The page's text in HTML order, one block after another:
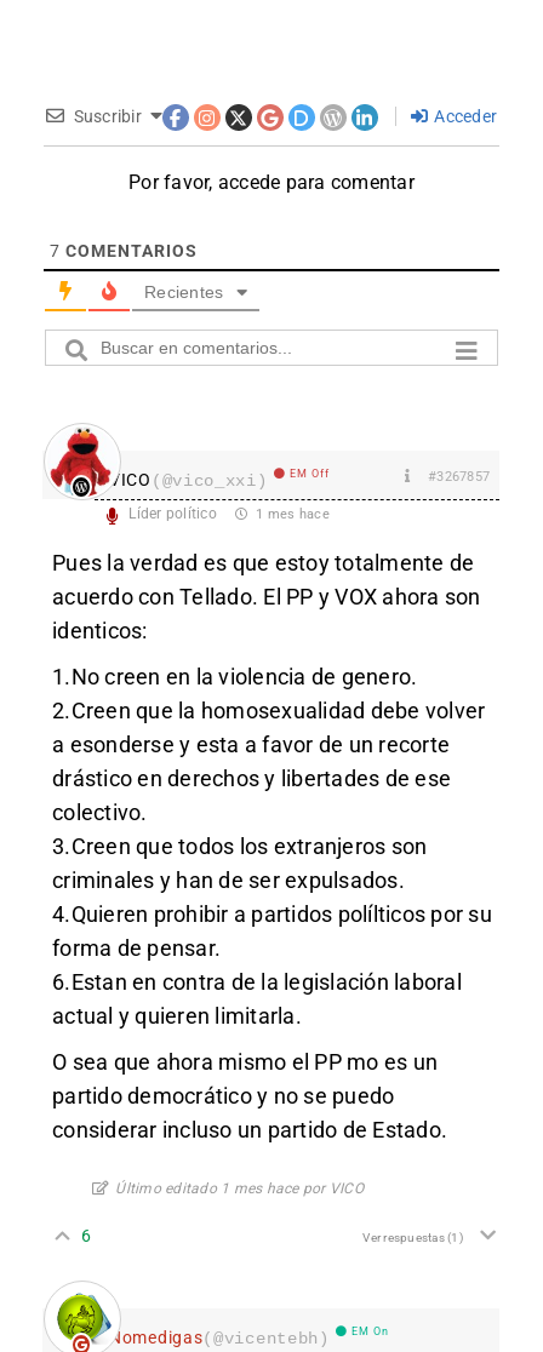
Suscribir Acceder
Por favor, accede para comentar
7 COMENTARIOS
Recientes
VICO (@vico_xxi) EM Off #3267857
Líder político 1 mes hace
Pues la verdad es que estoy totalmente de
acuerdo con Tellado. El PP y VOX ahora son
identicos:
1.No creen en la violencia de genero.
2.Creen que la homosexualidad debe volver
a esonderse y esta a favor de un recorte
drástico en derechos y libertades de ese
colectivo.
3.Creen que todos los extranjeros son
criminales y han de ser expulsados.
4.Quieren prohibir a partidos polílticos por su
forma de pensar.
6.Estan en contra de la legislación laboral
actual y quieren limitarla.
O sea que ahora mismo el PP mo es un
partido democrático y no se puedo
considerar incluso un partido de Estado.
Último editado 1 mes hace por VICO
6 Ver respuestas(1)
Nomedigas(@vicentebh) EM On